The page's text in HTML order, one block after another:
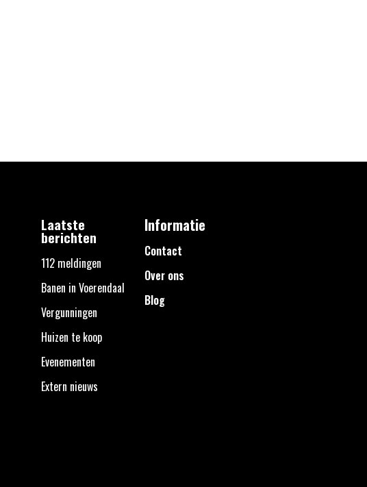
Laatste
berichten
112 meldingen
Banen in Voerendaal
Vergunningen
Huizen te koop
Evenementen
Extern nieuws
Informatie
Contact
Over ons
Blog